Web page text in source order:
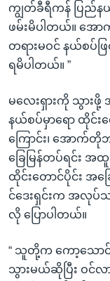
ကျွတ်ခီရီကန် ပြည်န
ဖမ်းမိပါတယ်။ အော
တရားမဝင် နယ်စပ်ဖ
ရမိပါတယ်။ ”
မလေးရှားကို သွား
နယ်စပ်မှာရော ထိုင်း
ကြောင်း၊ အောက်
ခြေမြန်တပ်ရင်း
ထိုင်းတောင်ပိုင်း အခ
င်ဒေးရှင်းက အလုပ်သ
လို ပြောပါတယ်။
“ သူတို့က ကော့သော
သွားမယ်ဆိုပြီး ဝင်